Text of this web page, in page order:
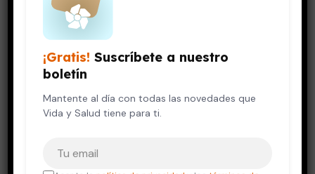
VIDA SALUDABLE
Resistencia bacteriana
12 de octubre, 2023
¡Gratis! Suscríbete a nuestro
boletín
Mantente al día con todas las novedades que
Vida y Salud tiene para ti.